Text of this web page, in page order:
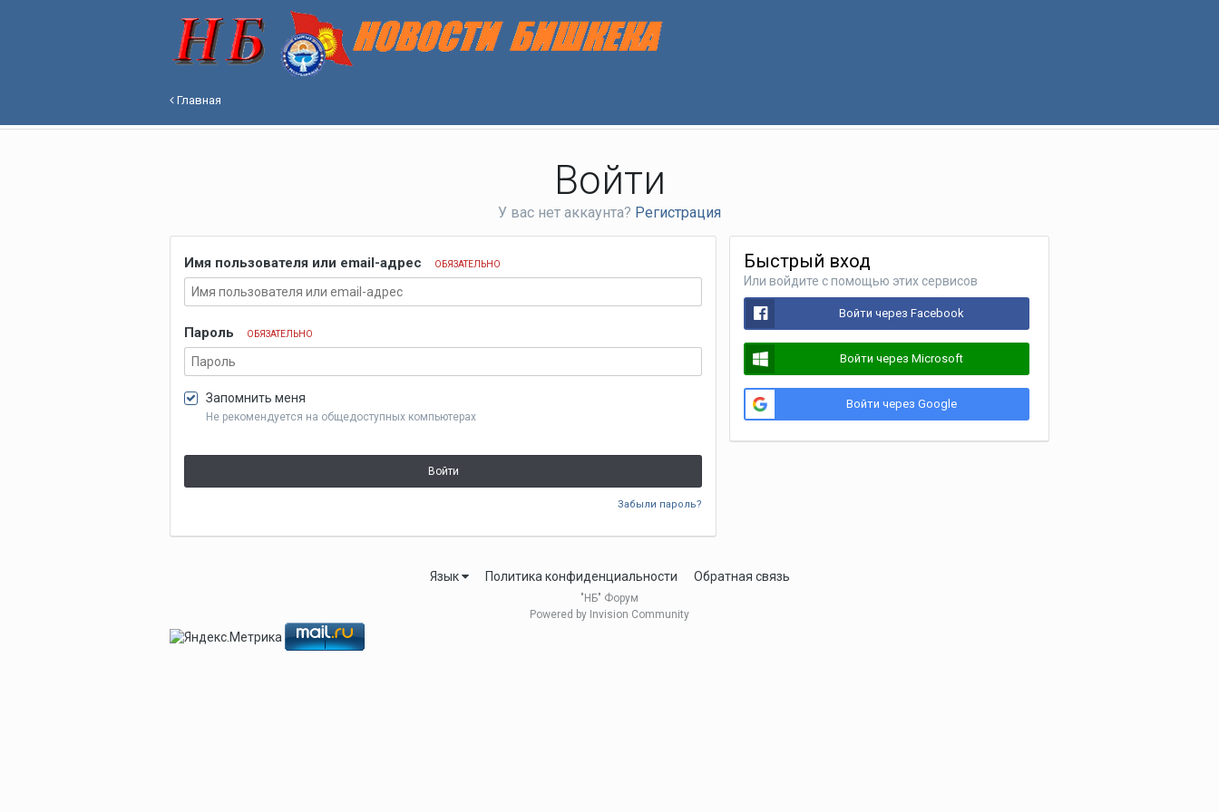
Главная
Войти
У вас нет аккаунта? Регистрация
Имя пользователя или email-адрес ОБЯЗАТЕЛЬНО
Пароль ОБЯЗАТЕЛЬНО
Запомнить меня
Не рекомендуется на общедоступных компьютерах
Войти
Забыли пароль?
Быстрый вход
Или войдите с помощью этих сервисов
Войти через Facebook
Войти через Microsoft
Войти через Google
Язык Политика конфиденциальности Обратная связь
"НБ" Форум
Powered by Invision Community